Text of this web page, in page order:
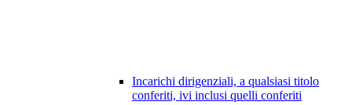
Incarichi dirigenziali, a qualsiasi titolo
conferiti, ivi inclusi quelli conferiti